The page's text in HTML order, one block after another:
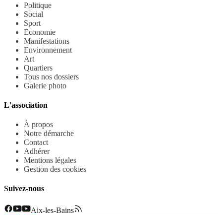
Politique
Social
Sport
Economie
Manifestations
Environnement
Art
Quartiers
Tous nos dossiers
Galerie photo
L'association
À propos
Notre démarche
Contact
Adhérer
Mentions légales
Gestion des cookies
Suivez-nous
Aix-les-Bains